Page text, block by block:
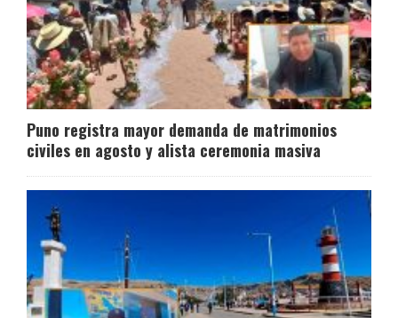
Puno registra mayor demanda de matrimonios
civiles en agosto y alista ceremonia masiva